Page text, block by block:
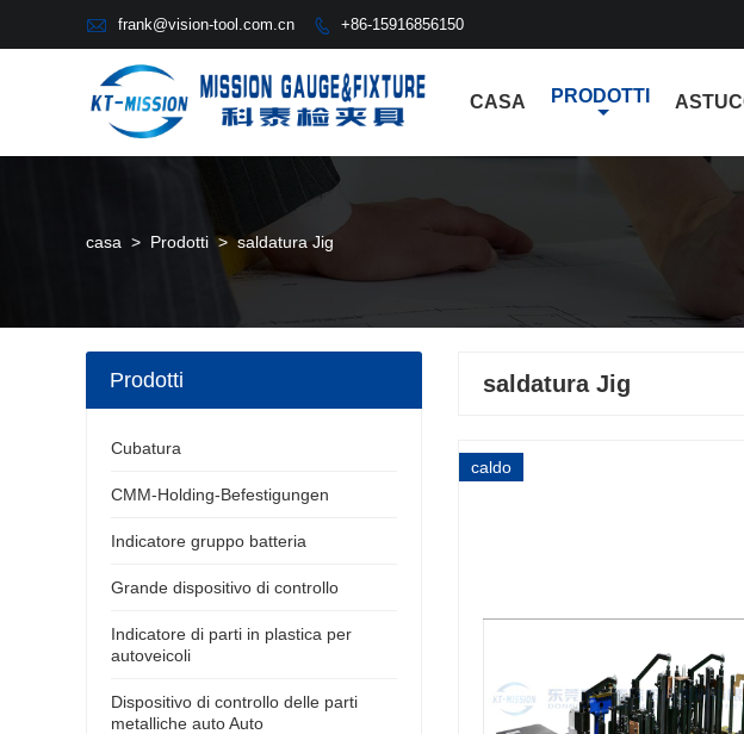
 frank@vision-tool.com.cn  +86-15916856150
CASA PRODOTTI
casa > Prodotti > saldatura Jig
saldatura Jig
caldo
Prodotti
Cubatura
CMM-Holding-Befestigungen
Indicatore gruppo batteria
Grande dispositivo di controllo
Indicatore di parti in plastica per
autoveicoli
Dispositivo di controllo delle parti
metalliche auto Auto